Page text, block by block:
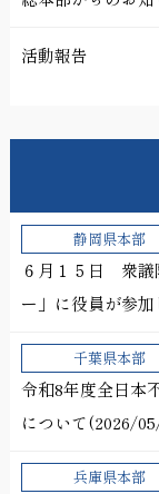
活動報告
静岡県本部
６月１５日 衆議
ー」に役員が参
千葉県本部
令和8年度全日本
について(2026/
兵庫県本部